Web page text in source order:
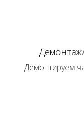
Демонтируем